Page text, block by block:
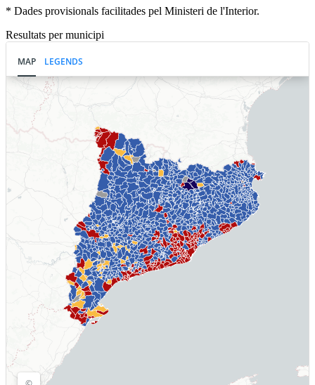
* Dades provisionals facilitades pel Ministeri de l'Interior.
Resultats per municipi